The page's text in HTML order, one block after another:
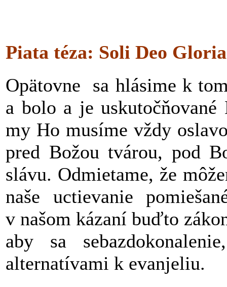
Piata téza: Soli Deo Gloria
Opätovne sa hlásime k
a bolo a je
my Ho musíme vždy
pred Božou tvárou, pod
slávu. Odmietame, že
naše uctievanie
v našom kázaní buďto
aby sa
alternatívami k evanjeliu.